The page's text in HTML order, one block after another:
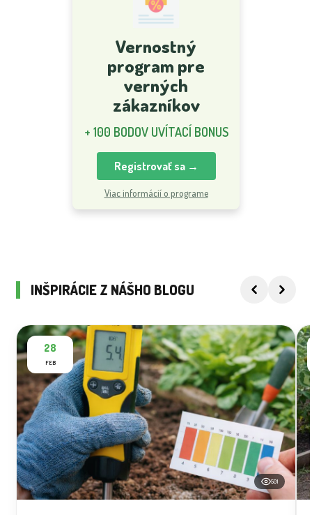
Vernostný
program pre
verných
zákazníkov
+ 100 BODOV UVÍTACÍ BONUS
Registrovať sa →
Viac informácií o programe
INŠPIRÁCIE Z NÁŠHO BLOGU
28
FEB
501